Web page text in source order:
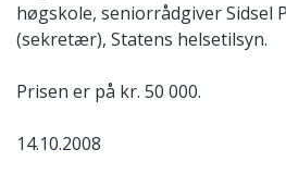
høgskole, seniorrådgiver Sidsel
(sekretær), Statens helsetilsyn.
Prisen er på kr. 50 000.
14.10.2008